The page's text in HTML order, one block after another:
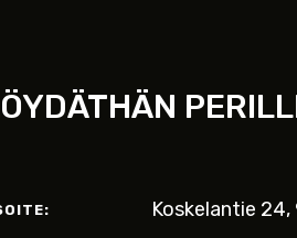
Koskelantie